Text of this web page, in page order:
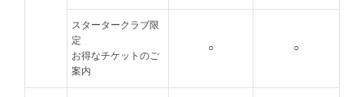
スタータークラブ限
定
お得なチケットのご
案内
○ ○